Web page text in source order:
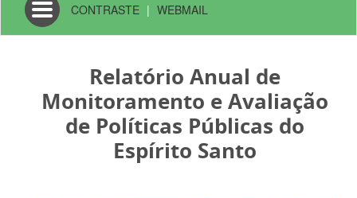
Toggle
navigation
CONTRASTE | WEBMAIL
Relatório Anual de
Monitoramento e Avaliação
de Políticas Públicas do
Espírito Santo